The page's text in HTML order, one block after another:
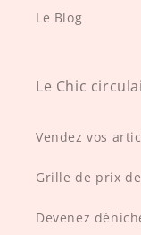
Le Blog
Le Chic
Vendez vos
Grille de prix
Devenez